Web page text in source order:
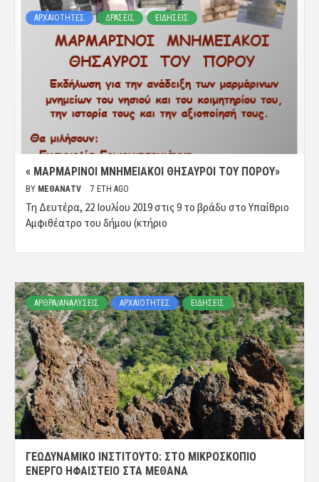
ΑΡΧΑΙΟΤΗΤΕΣ ΔΡΑΣΕΙΣ ΕΙΔΗΣΕΙΣ
« ΜΑΡΜΑΡΙΝΟΙ ΜΝΗΜΕΙΑΚΟΙ ΘΗΣΑΥΡΟΙ ΤΟΥ ΠΟΡΟΥ»
BY ΜΈΘΑΝΑTV 7 ΈΤΗ AGO
Τη Δευτέρα, 22 Ιουλίου 2019 στις 9 το βράδυ στο Υπαίθριο
Αμφιθέατρο του δήμου (κτήριο
ΑΡΘΡΑ/ΑΝΑΛΥΣΕΙΣ ΑΡΧΑΙΟΤΗΤΕΣ ΕΙΔΗΣΕΙΣ
ΓΕΩΔΥΝΑΜΙΚΌ ΙΝΣΤΙΤΟΎΤΟ: ΣΤΟ ΜΙΚΡΟΣΚΌΠΙΟ
ΕΝΕΡΓΌ ΗΦΑΊΣΤΕΙΟ ΣΤΑ ΜΈΘΑΝΑ